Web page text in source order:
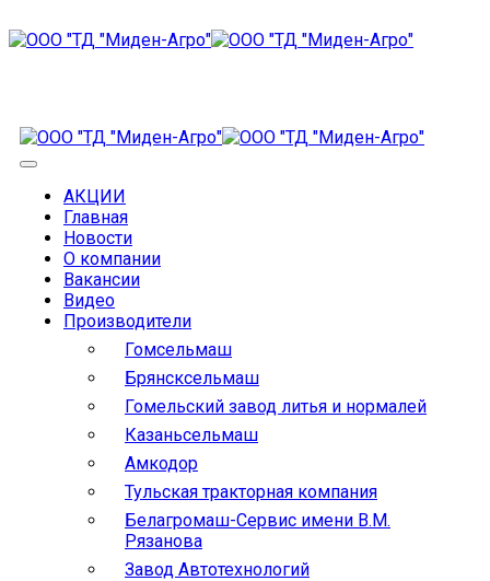
АКЦИИ
Главная
Новости
О компании
Вакансии
Видео
Производители
Гомсельмаш
Брянсксельмаш
Гомельский завод литья и нормалей
Казаньсельмаш
Амкодор
Тульская тракторная компания
Белагромаш-Сервис имени В.М.
Рязанова
Завод Автотехнологий